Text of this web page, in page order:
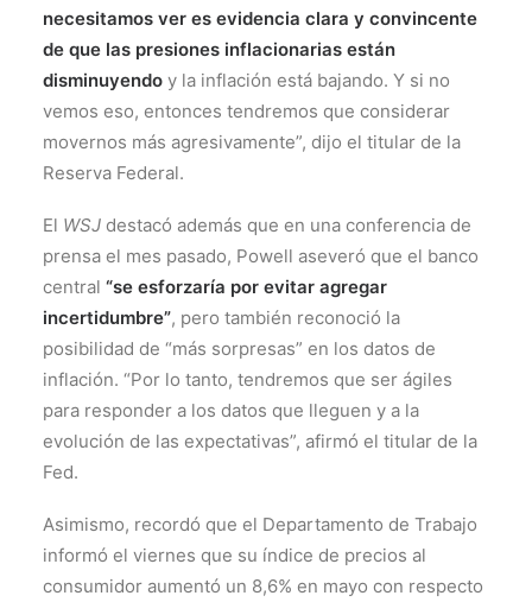
necesitamos ver es evidencia clara y convincente
de que las presiones inflacionarias están
disminuyendo y la inflación está bajando. Y si no
vemos eso, entonces tendremos que considerar
movernos más agresivamente”, dijo el titular de la
Reserva Federal.
El WSJ destacó además que en una conferencia de
prensa el mes pasado, Powell aseveró que el banco
central “se esforzaría por evitar agregar
incertidumbre”, pero también reconoció la
posibilidad de “más sorpresas” en los datos de
inflación. “Por lo tanto, tendremos que ser ágiles
para responder a los datos que lleguen y a la
evolución de las expectativas”, afirmó el titular de la
Fed.
Asimismo, recordó que el Departamento de Trabajo
informó el viernes que su índice de precios al
consumidor aumentó un 8,6% en mayo con respecto